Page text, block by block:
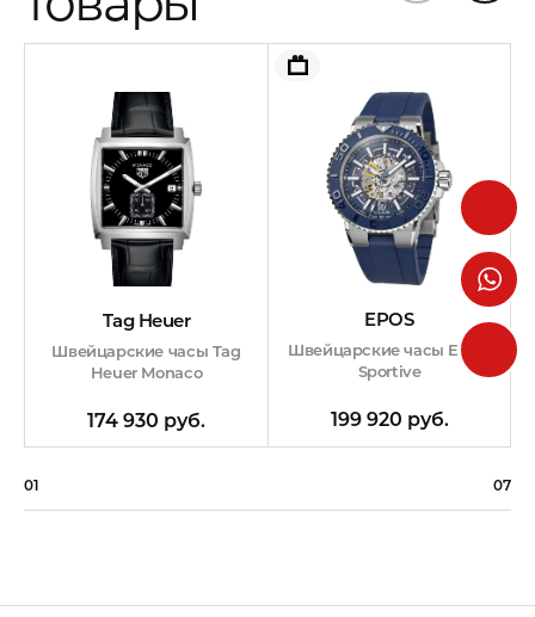
Tag Heuer
Швейцарские часы Tag
Heuer Monaco
174 930 руб.
EPOS
Швейцарские часы EPOS
Sportive
199 920 руб.
01 07